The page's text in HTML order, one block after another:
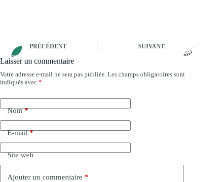
PRÉCÉDENT SUIVANT
Laisser un commentaire
Votre adresse e-mail ne sera pas publiée. Les champs obligatoires sont
indiqués avec *
Nom*
E-mail*
Site web
Ajouter un commentaire *
A
l
r
n
a
v
e